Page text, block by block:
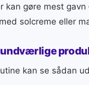
kan gøre mest gavn
solcreme eller
kan se sådan